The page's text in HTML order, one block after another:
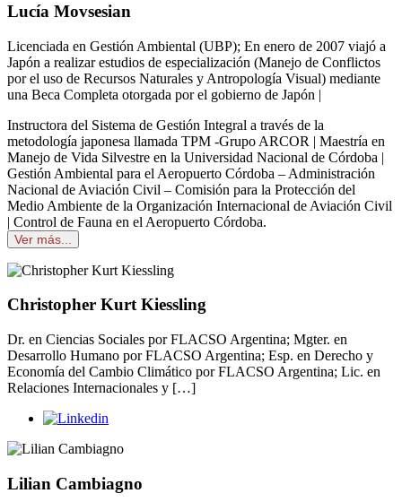
Lucía Movsesian
Licenciada en Gestión Ambiental (UBP); En enero de 2007 viajó a
Japón a realizar estudios de especialización (Manejo de Conflictos
por el uso de Recursos Naturales y Antropología Visual) mediante
una Beca Completa otorgada por el gobierno de Japón |
Instructora del Sistema de Gestión Integral a través de la
metodología japonesa llamada TPM -Grupo ARCOR | Maestría en
Manejo de Vida Silvestre en la Universidad Nacional de Córdoba |
Gestión Ambiental para el Aeropuerto Córdoba – Administración
Nacional de Aviación Civil – Comisión para la Protección del
Medio Ambiente de la Organización Internacional de Aviación Civil
| Control de Fauna en el Aeropuerto Córdoba.
Ver más...
Christopher Kurt Kiessling
Dr. en Ciencias Sociales por FLACSO Argentina; Mgter. en
Desarrollo Humano por FLACSO Argentina; Esp. en Derecho y
Economía del Cambio Climático por FLACSO Argentina; Lic. en
Relaciones Internacionales y […]
Lilian Cambiagno